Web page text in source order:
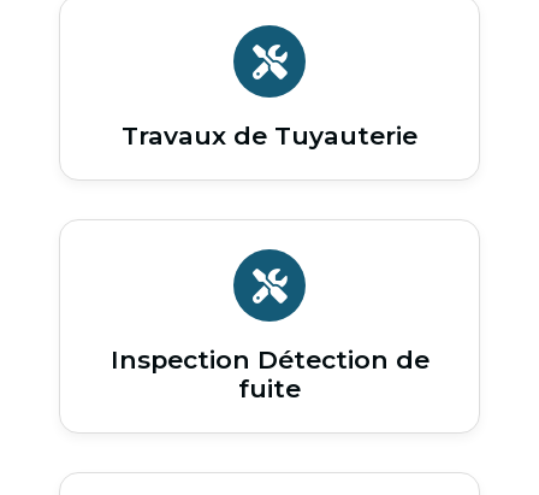
Travaux de Tuyauterie
Inspection Détection de
fuite